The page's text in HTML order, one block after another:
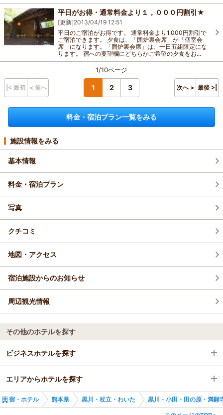
平日がお得・通常料金より１，０００円割引★
[更新]2013/04/19 12:51
平日のご宿泊がお得です。 通常料金より1,000円割引で
ご宿泊できます。 夕食は、「囲炉裏会席」か「個室会
席」になります。「囲炉裏会席」は、一日五組限定にな
ります。 宿への要望欄にどちらかご希望の夕食をお...
1/10ページ
|< 最初 < 前へ 1 2 3 次へ > 最後 >|
料金・宿泊プラン一覧をみる
施設情報をみる
基本情報
料金・宿泊プラン
写真
クチコミ
地図・アクセス
宿泊施設からのお知らせ
周辺観光情報
その他のホテルを探す
ビジネスホテルを探す
熊本県
黒川・杖立・わいた
エリアからホテルを探す
熊本県
宿・ホテル 熊本県 黒川・杖立・わいた 黒川・小田・田の原・満願